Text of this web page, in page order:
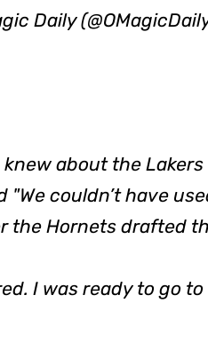
Daily
knew about the
"We couldn’t have
the Hornets drafted
I was ready to go